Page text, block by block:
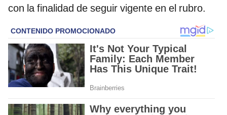
con la finalidad de seguir vigente en el rubro.